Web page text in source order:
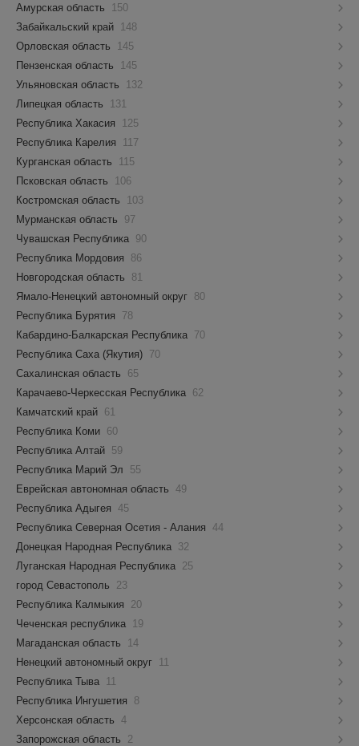
Амурская область
150
Забайкальский край
148
Орловская область
145
Пензенская область
145
Ульяновская область
132
Липецкая область
131
Республика Хакасия
125
Республика Карелия
117
Курганская область
115
Псковская область
106
Костромская область
103
Мурманская область
97
Чувашская Республика 90
Республика Мордовия
86
Новгородская область
81
Ямало-Ненецкий автономный округ 80
Республика Бурятия
78
Кабардино-Балкарская Республика 70
Республика Саха (Якутия) 70
Сахалинская область
65
Карачаево-Черкесская Республика 62
Камчатский край 61
Республика Коми 60
Республика Алтай 59
Республика Марий Эл
55
Еврейская автономная область 49
Республика Адыгея 45
Республика Северная Осетия - Алания 44
Донецкая Народная Республика 32
Луганская Народная Республика 25
город Севастополь
23
Республика Калмыкия
20
Чеченская республика
19
Магаданская область
14
Ненецкий автономный округ
11
Республика Тыва
11
Республика Ингушетия
8
Херсонская область 4
Запорожская область
2